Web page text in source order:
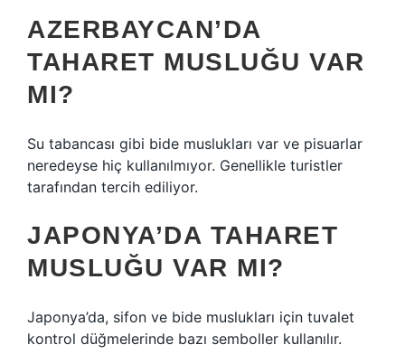
AZERBAYCAN’DA
TAHARET MUSLUĞU VAR
MI?
Su tabancası gibi bide muslukları var ve pisuarlar
neredeyse hiç kullanılmıyor. Genellikle turistler
tarafından tercih ediliyor.
JAPONYA’DA TAHARET
MUSLUĞU VAR MI?
Japonya’da, sifon ve bide muslukları için tuvalet
kontrol düğmelerinde bazı semboller kullanılır.